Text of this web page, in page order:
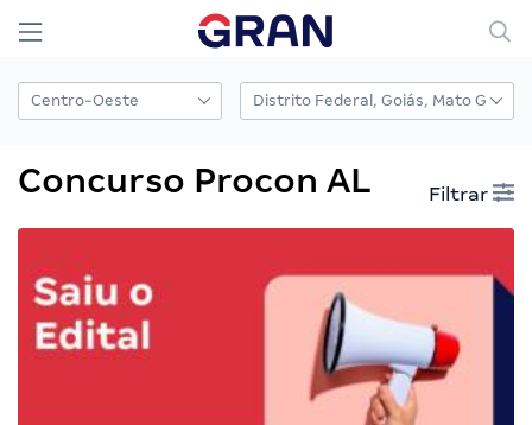
Concurso Procon AL Filtrar